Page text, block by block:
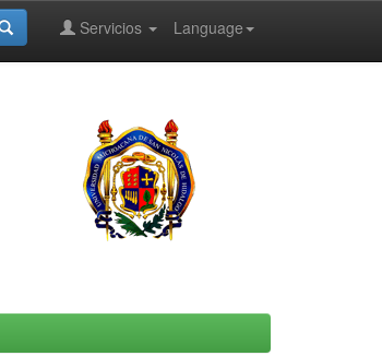
Language
Servicios